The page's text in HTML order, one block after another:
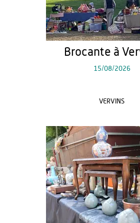
Brocante à
15/08/2026
VERVINS